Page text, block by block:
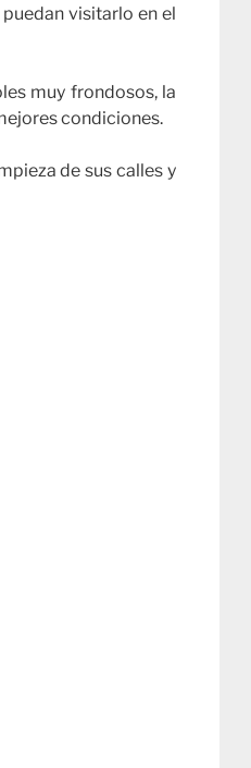
visitarlo en el
muy frondosos, la
condiciones.
de sus calles y